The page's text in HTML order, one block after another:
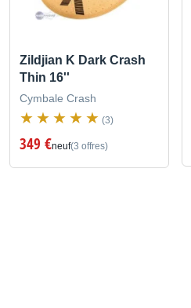
Zildjian K Dark Crash
Thin 16''
Cymbale Crash
(3)
349 €neuf(3 offres)